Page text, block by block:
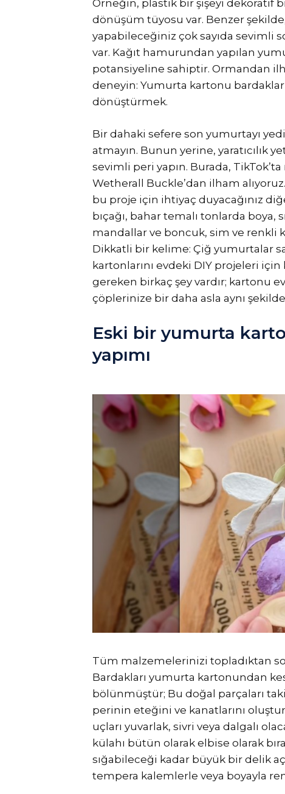
Örneğin, plastik bir şişeyi dekoratif
dönüşüm tüyosu var. Benzer
yapabileceğiniz çok sayıda sevimli
var. Kağıt hamurundan yapılan
potansiyeline sahiptir. Ormandan
deneyin: Yumurta kartonu
dönüştürmek.
Bir dahaki sefere son yumurtayı
atmayın. Bunun yerine, yaratıcılık
sevimli peri yapın. Burada,
Wetherall Buckle’dan ilham
bu proje için ihtiyaç duyacağınız
bıçağı, bahar temalı tonlarda boya,
mandallar ve boncuk, sim ve renkli
Dikkatli bir kelime: Çiğ yumurtalar
kartonlarını evdeki DIY projeleri
gereken birkaç şey vardır; kartonu
çöplerinize bir daha asla aynı
Eski bir yumurta
yapımı
Tüm malzemelerinizi topladıktan
Bardakları yumurta kartonundan
bölünmüştür; Bu doğal parçaları
perinin eteğini ve kanatlarını
uçları yuvarlak, sivri veya dalgalı
külahı bütün olarak elbise olarak
sığabileceği kadar büyük bir delik
tempera kalemlerle veya boyayla